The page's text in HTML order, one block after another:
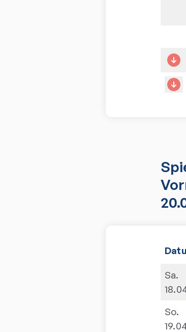
Sa.
So.